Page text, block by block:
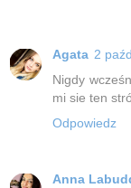
Agata 2
Nigdy
mi sie ten
Odpowiedz
Anna